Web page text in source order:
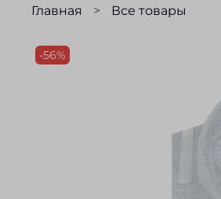
Главная Все товары
-56%